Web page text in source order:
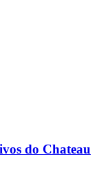
do Chateau